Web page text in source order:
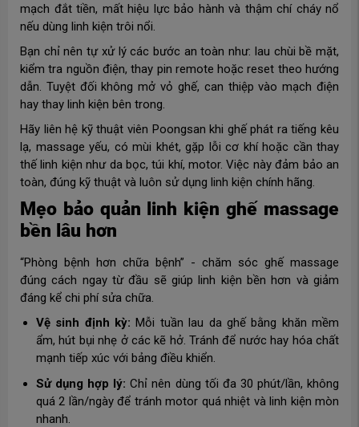
mạch đắt tiền, mất hiệu lực bảo hành và thậm chí cháy nổ
nếu dùng linh kiện trôi nổi.
Bạn chỉ nên tự xử lý các bước an toàn như: lau chùi bề mặt,
kiểm tra nguồn điện, thay pin remote hoặc reset theo hướng
dẫn. Tuyệt đối không mở vỏ ghế, can thiệp vào mạch điện
hay thay linh kiện bên trong.
Hãy liên hệ kỹ thuật viên Poongsan khi ghế phát ra tiếng kêu
lạ, massage yếu, có mùi khét, gặp lỗi cơ khí hoặc cần thay
thế linh kiện như da bọc, túi khí, motor. Việc này đảm bảo an
toàn, đúng kỹ thuật và luôn sử dụng linh kiện chính hãng.
Mẹo bảo quản linh kiện ghế massage
bền lâu hơn
“Phòng bệnh hơn chữa bệnh” - chăm sóc ghế massage
đúng cách ngay từ đầu sẽ giúp linh kiện bền hơn và giảm
đáng kể chi phí sửa chữa.
Vệ sinh định kỳ: Mỗi tuần lau da ghế bằng khăn mềm
ẩm, hút bụi nhẹ ở các kẽ hở. Tránh để nước hay hóa chất
mạnh tiếp xúc với bảng điều khiển.
Sử dụng hợp lý: Chỉ nên dùng tối đa 30 phút/lần, không
quá 2 lần/ngày để tránh motor quá nhiệt và linh kiện mòn
nhanh.